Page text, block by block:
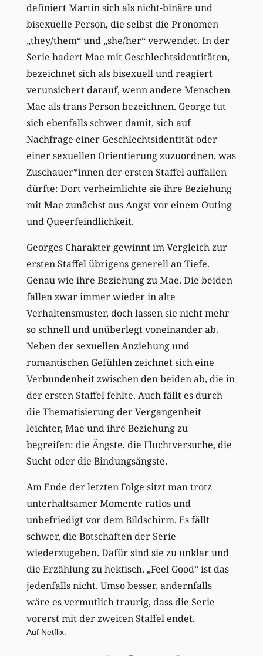
definiert Martin sich als nicht-binäre und
bisexuelle Person, die selbst die Pronomen
„they/them“ und „she/her“ verwendet. In der
Serie hadert Mae mit Geschlechtsidentitäten,
bezeichnet sich als bisexuell und reagiert
verunsichert darauf, wenn andere Menschen
Mae als trans Person bezeichnen. George tut
sich ebenfalls schwer damit, sich auf
Nachfrage einer Geschlechtsidentität oder
einer sexuellen Orientierung zuzuordnen, was
Zuschauer*innen der ersten Staffel auffallen
dürfte: Dort verheimlichte sie ihre Beziehung
mit Mae zunächst aus Angst vor einem Outing
und Queerfeindlichkeit.
Georges Charakter gewinnt im Vergleich zur
ersten Staffel übrigens generell an Tiefe.
Genau wie ihre Beziehung zu Mae. Die beiden
fallen zwar immer wieder in alte
Verhaltensmuster, doch lassen sie nicht mehr
so schnell und unüberlegt voneinander ab.
Neben der sexuellen Anziehung und
romantischen Gefühlen zeichnet sich eine
Verbundenheit zwischen den beiden ab, die in
der ersten Staffel fehlte. Auch fällt es durch
die Thematisierung der Vergangenheit
leichter, Mae und ihre Beziehung zu
begreifen: die Ängste, die Fluchtversuche, die
Sucht oder die Bindungsängste.
Am Ende der letzten Folge sitzt man trotz
unterhaltsamer Momente ratlos und
unbefriedigt vor dem Bildschirm. Es fällt
schwer, die Botschaften der Serie
wiederzugeben. Dafür sind sie zu unklar und
die Erzählung zu hektisch. „Feel Good“ ist das
jedenfalls nicht. Umso besser, andernfalls
wäre es vermutlich traurig, dass die Serie
vorerst mit der zweiten Staffel endet.
Auf Netflix.